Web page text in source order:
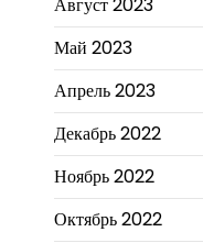
Май 2023
Апрель 2023
Декабрь 2022
Ноябрь 2022
Октябрь 2022